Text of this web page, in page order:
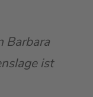
Barbara
ist